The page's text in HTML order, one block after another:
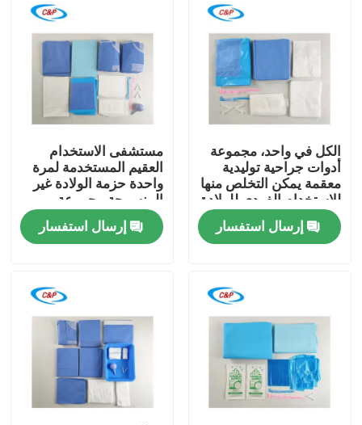
المنزل
المنتجات
برنامج VR
حولنا
الكل في واحد، مجموعة
أدوات جراحية توليدية
معقمة يمكن التخلص منها
للاستخدام الفردي للولادة
الطبيعية
إرسال استفسار
مستشفى الاستخدام
العقيم المستخدمة لمرة
واحدة حزمة الولادة غير
المنسوجة مجموعة
العمليات التوليدية
إرسال استفسار